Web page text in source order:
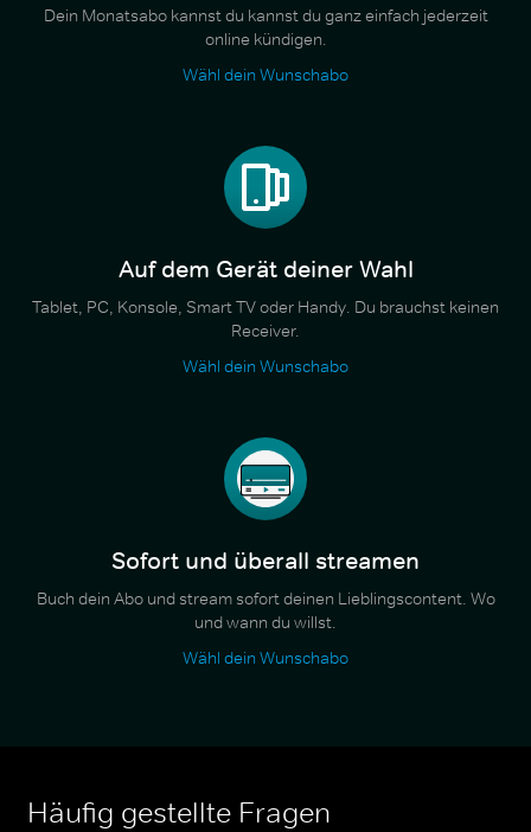
Dein Monatsabo kannst du kannst du ganz einfach jederzeit
online kündigen.
Wähl dein Wunschabo
Auf dem Gerät deiner Wahl
Tablet, PC, Konsole, Smart TV oder Handy. Du brauchst keinen
Receiver.
Wähl dein Wunschabo
Sofort und überall streamen
Buch dein Abo und stream sofort deinen Lieblingscontent. Wo
und wann du willst.
Wähl dein Wunschabo
Häufig gestellte Fragen